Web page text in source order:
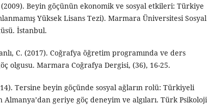
(2009). Beyin göçünün ekonomik ve sosyal etkileri: Türkiye
Yüksek Lisans Tezi). Marmara Üniversitesi Sosyal
İstanbul.
C. (2017). Coğrafya öğretim programında ve ders
olgusu. Marmara Coğrafya Dergisi, (36), 16-25.
Tersine beyin göçünde sosyal ağların rolü: Türkiyeli
geriye göç deneyim ve algıları. Türk Psikoloji